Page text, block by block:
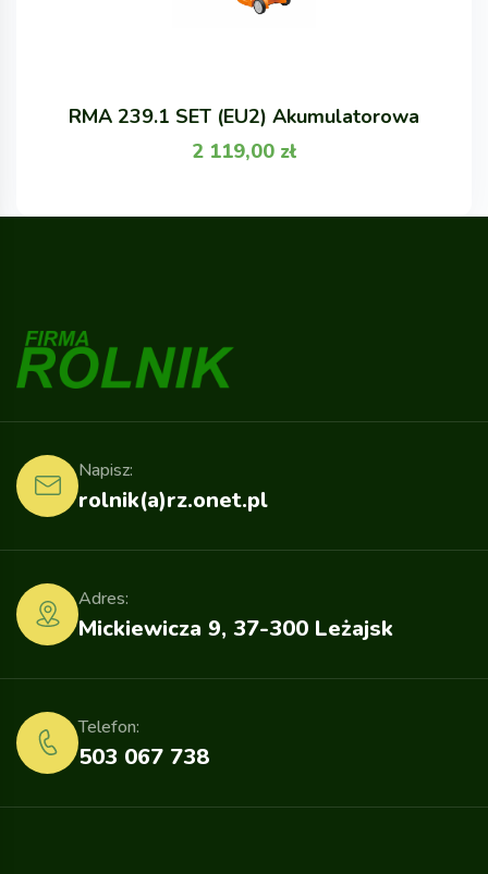
RMA 239.1 SET (EU2) Akumulatorowa
2 119,00 zł
rolnik(a)rz.onet.pl
Napisz:
Mickiewicza 9, 37-300 Leżajsk
Adres:
503 067 738
Telefon: